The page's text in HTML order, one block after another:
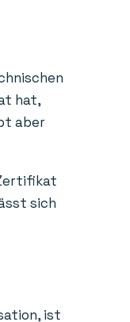
hat,
aber
sich
ist